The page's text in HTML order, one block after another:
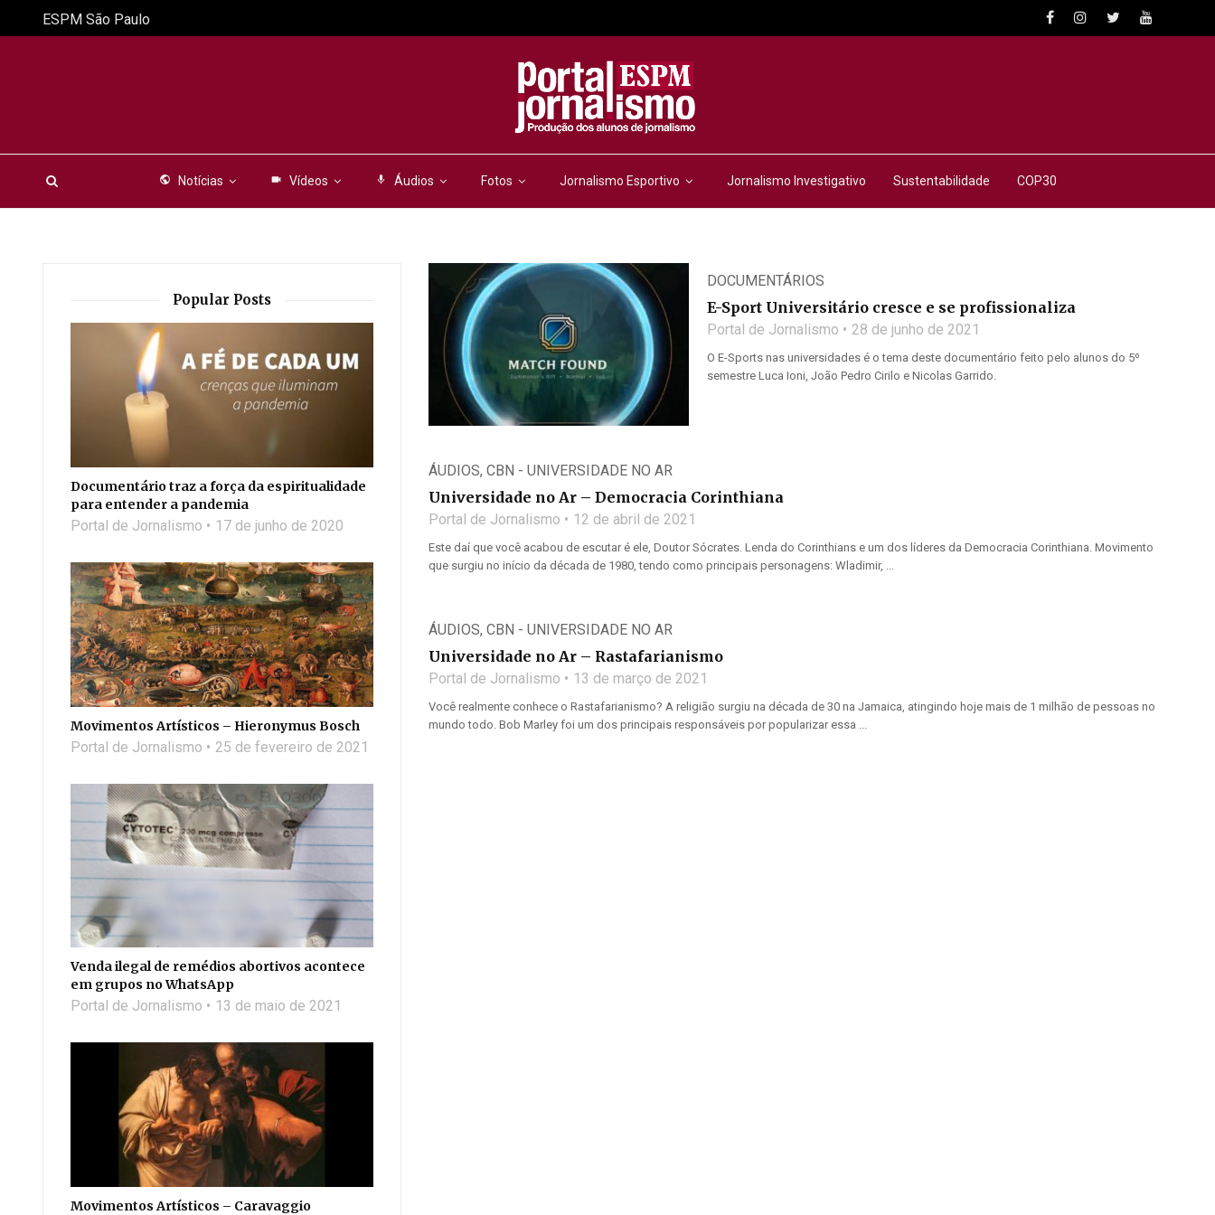
public Notícias videocam Vídeos mic Áudios Fotos Jornalismo Esportivo Jornalismo Investigativo Sustentabilidade COP30
ESPM São Paulo
DOCUMENTÁRIOS
E-Sport Universitário cresce e se profissionaliza
Portal de Jornalismo 28 de junho de 2021
O E-Sports nas universidades é o tema deste documentário feito pelo alunos do 5º
semestre Luca Ioni, João Pedro Cirilo e Nicolas Garrido.
ÁUDIOS, CBN - UNIVERSIDADE NO AR
Universidade no Ar – Democracia Corinthiana
Portal de Jornalismo 12 de abril de 2021
Este daí que você acabou de escutar é ele, Doutor Sócrates. Lenda do Corinthians e um dos líderes da Democracia Corinthiana. Movimento
que surgiu no início da década de 1980, tendo como principais personagens: Wladimir, ...
ÁUDIOS, CBN - UNIVERSIDADE NO AR
Universidade no Ar – Rastafarianismo
Portal de Jornalismo 13 de março de 2021
Você realmente conhece o Rastafarianismo? A religião surgiu na década de 30 na Jamaica, atingindo hoje mais de 1 milhão de pessoas no
mundo todo. Bob Marley foi um dos principais responsáveis por popularizar essa ...
Popular Posts
Documentário traz a força da espiritualidade
para entender a pandemia
Portal de Jornalismo 17 de junho de 2020
Movimentos Artísticos – Hieronymus Bosch
Portal de Jornalismo 25 de fevereiro de 2021
Venda ilegal de remédios abortivos acontece
em grupos no WhatsApp
Portal de Jornalismo 13 de maio de 2021
Movimentos Artísticos – Caravaggio